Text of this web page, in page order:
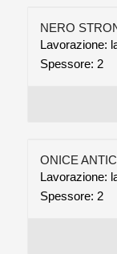
NERO
Lavorazione:
Spessore: 2
ONICE
Lavorazione:
Spessore: 2